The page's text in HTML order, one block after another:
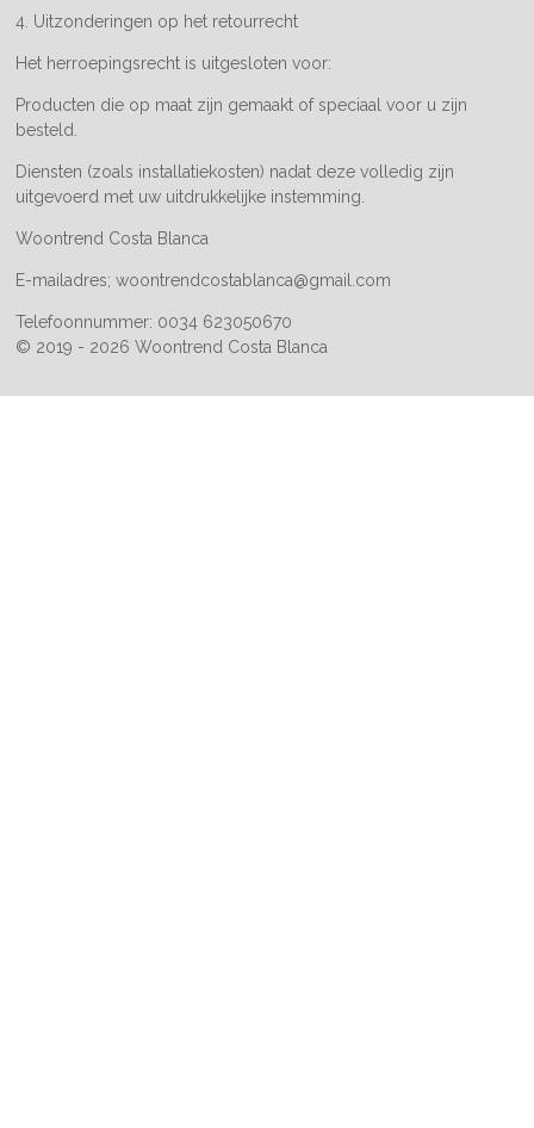
4. Uitzonderingen op het retourrecht
Het herroepingsrecht is uitgesloten voor:
Producten die op maat zijn gemaakt of speciaal voor u zijn
besteld.
Diensten (zoals installatiekosten) nadat deze volledig zijn
uitgevoerd met uw uitdrukkelijke instemming.
Woontrend Costa Blanca
E-mailadres; woontrendcostablanca@gmail.com
Telefoonnummer: 0034 623050670
© 2019 - 2026 Woontrend Costa Blanca